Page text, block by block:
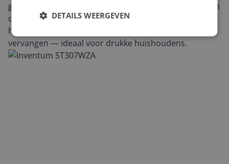
gewicht van 6,5 kg maken hem makkelijk te verplaatsen
door het hele huis. Met een stofcapaciteit van 3 liter
hoef je de zak niet na elke schoonmaakbeurt te
vervangen — ideaal voor drukke huishoudens.
DETAILS WEERGEVEN